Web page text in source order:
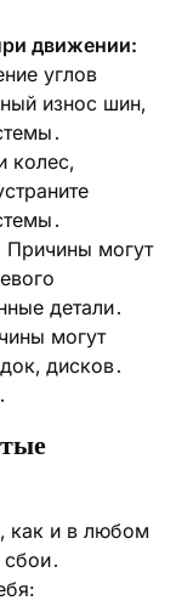
движении:
углов
износ шин‚
колес‚
Причины могут
детали․
могут
дисков․
как и в любом